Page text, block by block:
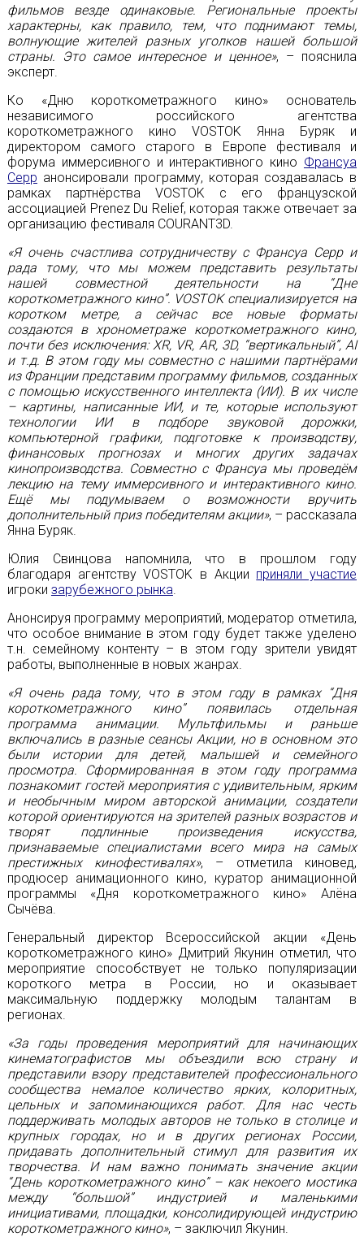
фильмов везде одинаковые. Региональные проекты
характерны, как правило, тем, что поднимают темы,
волнующие жителей разных уголков нашей большой
страны. Это самое интересное и ценное», – пояснила
эксперт.
Ко «Дню короткометражного кино» основатель
независимого российского агентства
короткометражного кино VOSTOK Янна Буряк и
директором самого старого в Европе фестиваля и
форума иммерсивного и интерактивного кино Франсуа
Серр анонсировали программу, которая создавалась в
рамках партнёрства VOSTOK с его французской
ассоциацией Prenez Du Relief, которая также отвечает за
организацию фестиваля COURANT3D.
«Я очень счастлива сотрудничеству с Франсуа Серр и
рада тому, что мы можем представить результаты
нашей совместной деятельности на “Дне
короткометражного кино”. VOSTOK специализируется на
коротком метре, а сейчас все новые форматы
создаются в хронометраже короткометражного кино,
почти без исключения: XR, VR, AR, 3D, “вертикальный”, AI
и т.д. В этом году мы совместно с нашими партнёрами
из Франции представим программу фильмов, созданных
с помощью искусственного интеллекта (ИИ). В их числе
– картины, написанные ИИ, и те, которые используют
технологии ИИ в подборе звуковой дорожки,
компьютерной графики, подготовке к производству,
финансовых прогнозах и многих других задачах
кинопроизводства. Совместно с Франсуа мы проведём
лекцию на тему иммерсивного и интерактивного кино.
Ещё мы подумываем о возможности вручить
дополнительный приз победителям акции», – рассказала
Янна Буряк.
Юлия Свинцова напомнила, что в прошлом году
благодаря агентству VOSTOK в Акции приняли участие
игроки зарубежного рынка.
Анонсируя программу мероприятий, модератор отметила,
что особое внимание в этом году будет также уделено
т.н. семейному контенту – в этом году зрители увидят
работы, выполненные в новых жанрах.
«Я очень рада тому, что в этом году в рамках “Дня
короткометражного кино” появилась отдельная
программа анимации. Мультфильмы и раньше
включались в разные сеансы Акции, но в основном это
были истории для детей, малышей и семейного
просмотра. Сформированная в этом году программа
познакомит гостей мероприятия с удивительным, ярким
и необычным миром авторской анимации, создатели
которой ориентируются на зрителей разных возрастов и
творят подлинные произведения искусства,
признаваемые специалистами всего мира на самых
престижных кинофестивалях», – отметила киновед,
продюсер анимационного кино, куратор анимационной
программы «Дня короткометражного кино» Алёна
Сычёва.
Генеральный директор Всероссийской акции «День
короткометражного кино» Дмитрий Якунин отметил, что
мероприятие способствует не только популяризации
короткого метра в России, но и оказывает
максимальную поддержку молодым талантам в
регионах.
«За годы проведения мероприятий для начинающих
кинематографистов мы объездили всю страну и
представили взору представителей профессионального
сообщества немалое количество ярких, колоритных,
цельных и запоминающихся работ. Для нас честь
поддерживать молодых авторов не только в столице и
крупных городах, но и в других регионах России,
придавать дополнительный стимул для развития их
творчества. И нам важно понимать значение акции
“День короткометражного кино” – как некоего мостика
между “большой” индустрией и маленькими
инициативами, площадки, консолидирующей индустрию
короткометражного кино», – заключил Якунин.